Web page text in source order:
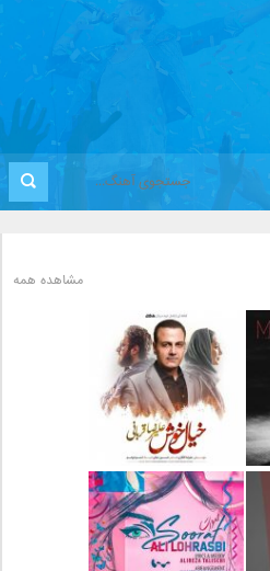
مشاهده همه
دانلود آهنگ جدید علیرضا
قربانی بنام خیال خوش